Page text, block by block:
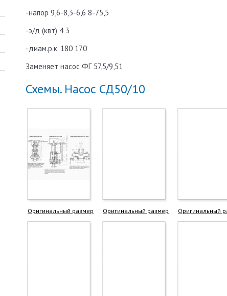
-напор 9,6-8,3-6,6 8-75,5
-э/д (квт) 4 3
-диам.р.к. 180 170
Заменяет насос ФГ 57,5/9,51
Схемы. Насос СД50/10
Оригинальный размер Оригинальный размер Оригинальный